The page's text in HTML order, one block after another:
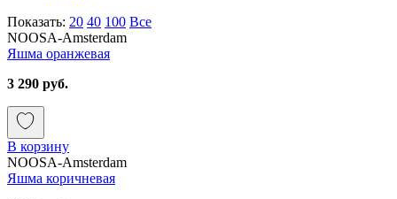
Показать: 20 40 100 Все
NOOSA-Amsterdam
Яшма оранжевая
3 290 руб.
В корзину
NOOSA-Amsterdam
Яшма коричневая